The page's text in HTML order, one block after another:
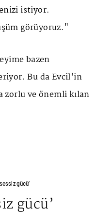
istiyor.
görüyoruz."
bazen
Bu da Evcil'in
zorlu ve önemli kılan
gücü’
gücü’